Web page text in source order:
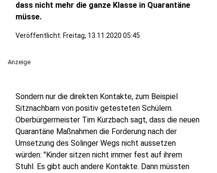
dass nicht mehr die ganze Klasse in Quarantäne
müsse.
Veröffentlicht: Freitag, 13.11.2020 05:45
Anzeige
Sondern nur die direkten Kontakte, zum Beispiel
Sitznachbarn von positiv getesteten Schülern.
Oberbürgermeister Tim Kurzbach sagt, dass die neuen
Quarantäne Maßnahmen die Forderung nach der
Umsetzung des Solinger Wegs nicht aussetzen
würden: "Kinder sitzen nicht immer fest auf ihrem
Stuhl. Es gibt auch andere Kontakte. Dann müssten